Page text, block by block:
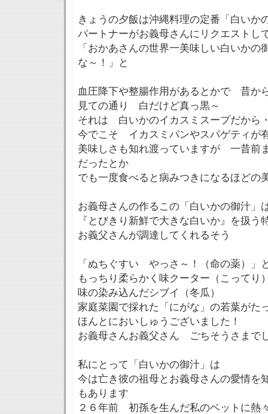
きょうの夕飯は沖縄料理の定番「白いか
パートナーがお義母さんにリクエストし
「おかあさんの世界一美味しい白いかの
な～！」と
血圧降下や整腸作用があるとかで 昔か
見ての通り 白だけど真っ黒～
それは 白いかのイカスミスープだから
今でこそ イカスミパンやスパゲティが
美味しさも知れ渡っていますが 一昔前
だったとか
でも一度食べると病みつきになるほどの
お義母さんの作るこの「白いかの御汁」
『とびきり新鮮で大きな白いか』を扱う
お義父さんが調達してくれるそう
「ぬちぐすい やっさ～！（命の薬）」
もっちり柔らかく味クーター（こってり
味の染み込んだシブイ（冬瓜）
家庭菜園で採れた「にがな」の若葉がた
ほんとにおいしゅうございました！
お義母さんお義父さん ごちそうさまで
私にとって「白いかの御汁」は
今は亡き彼の祖母とお義母さんの愛情を
もあります
２６年前 初孫を生んだ私のベットに熱